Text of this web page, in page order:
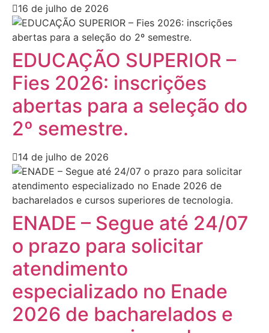
16 de julho de 2026
EDUCAÇÃO SUPERIOR –
Fies 2026: inscrições
abertas para a seleção do
2º semestre.
14 de julho de 2026
ENADE – Segue até 24/07
o prazo para solicitar
atendimento
especializado no Enade
2026 de bacharelados e